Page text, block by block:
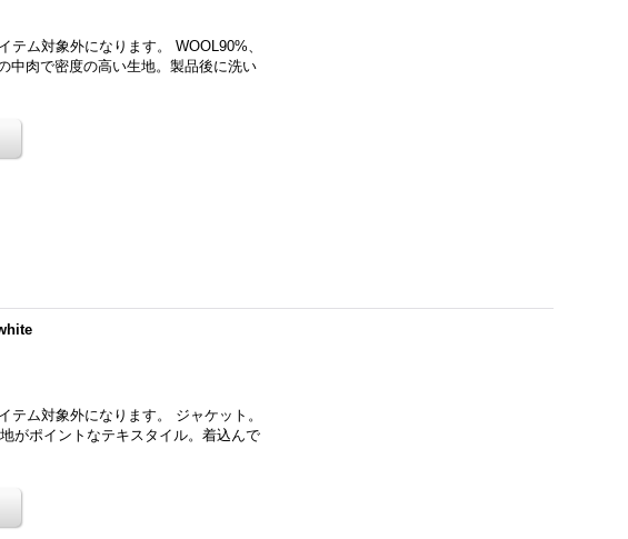
ム対象外になります。 WOOL90%、
中肉で密度の高い生地。製品後に洗い
ム対象外になります。 ジャケット。
がポイントなテキスタイル。着込んで